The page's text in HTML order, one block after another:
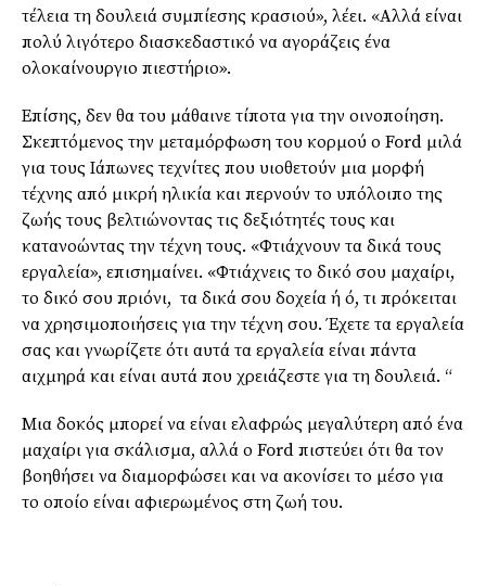
τέλεια τη δουλειά συμπίεσης κρασιού», λέει. «Αλλά είναι
πολύ λιγότερο διασκεδαστικό να αγοράζεις ένα
ολοκαίνουργιο πιεστήριο».
Επίσης, δεν θα του μάθαινε τίποτα για την οινοποίηση.
Σκεπτόμενος την μεταμόρφωση του κορμού ο Ford μιλά
για τους Ιάπωνες τεχνίτες που υιοθετούν μια μορφή
τέχνης από μικρή ηλικία και περνούν το υπόλοιπο της
ζωής τους βελτιώνοντας τις δεξιότητές τους και
κατανοώντας την τέχνη τους. «Φτιάχνουν τα δικά τους
εργαλεία», επισημαίνει. «Φτιάχνεις το δικό σου μαχαίρι,
το δικό σου πριόνι, τα δικά σου δοχεία ή ό, τι πρόκειται
να χρησιμοποιήσεις για την τέχνη σου. Έχετε τα εργαλεία
σας και γνωρίζετε ότι αυτά τα εργαλεία είναι πάντα
αιχμηρά και είναι αυτά που χρειάζεστε για τη δουλειά. “
Μια δοκός μπορεί να είναι ελαφρώς μεγαλύτερη από ένα
μαχαίρι για σκάλισμα, αλλά ο Ford πιστεύει ότι θα τον
βοηθήσει να διαμορφώσει και να ακονίσει το μέσο για
το οποίο είναι αφιερωμένος στη ζωή του.